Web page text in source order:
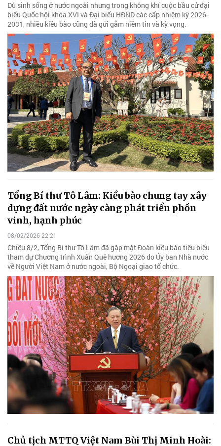
Dù sinh sống ở nước ngoài nhưng trong không khí cuộc bầu cử đại
biểu Quốc hội khóa XVI và Đại biểu HĐND các cấp nhiệm kỳ 2026-
2031, nhiều kiều bào cũng đã gửi gắm niềm tin và kỳ vọng.
Tổng Bí thư Tô Lâm: Kiều bào chung tay xây
dựng đất nước ngày càng phát triển phồn
vinh, hạnh phúc
08/02/2026 22:21
Chiều 8/2, Tổng Bí thư Tô Lâm đã gặp mặt Đoàn kiều bào tiêu biểu
tham dự Chương trình Xuân Quê hương 2026 do Ủy ban Nhà nước
về Người Việt Nam ở nước ngoài, Bộ Ngoại giao tổ chức.
Chủ tịch MTTQ Việt Nam Bùi Thị Minh Hoài: